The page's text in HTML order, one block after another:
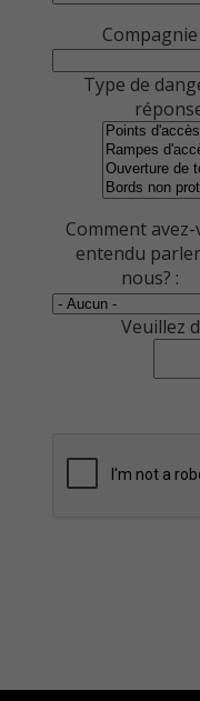
Compagnie
Type de
Comment
entendu
nous? :
Veuillez